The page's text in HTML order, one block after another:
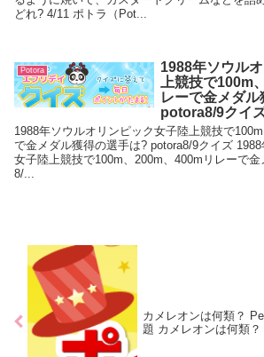
どれ? 4/11 ポトラ（Pot...
Potora
1988年ソウル
上競技で100m
レーで金メダ
potora8/9クイ
1988年ソウルオリンピック女子陸上競技で
で金メダル獲得の選手は? potora8/9クイズ
女子陸上競技で100m、200m、400mリレーで
8/...
カメレオンは何類？
題 カメレオンは何類？